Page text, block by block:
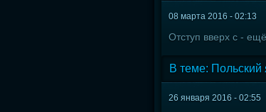
08 марта 2016 - 02:13
Отступ вверх с -
В теме: Польский
26 января 2016 - 02:55